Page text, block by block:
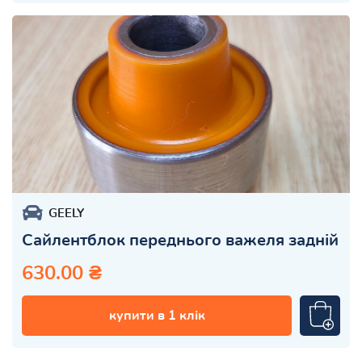
GEELY
Сайлентблок переднього важеля задній
630.00 ₴
купити в 1 клік